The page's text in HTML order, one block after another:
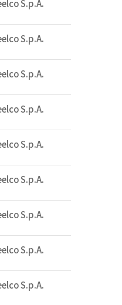
S.p.A.
S.p.A.
S.p.A.
S.p.A.
S.p.A.
S.p.A.
S.p.A.
S.p.A.
S.p.A.